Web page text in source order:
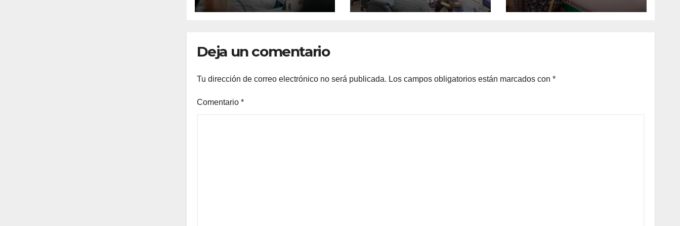
transparencia*
VIALIDADES
MEDIO AMBIENTE Y
Deja un comentario
Tu dirección de correo electrónico no será publicada. Los campos obligatorios están marcados con *
Comentario *